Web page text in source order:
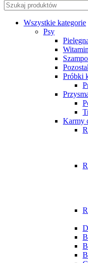
Wszystkie kategorie
Psy
Próbki
Karmy